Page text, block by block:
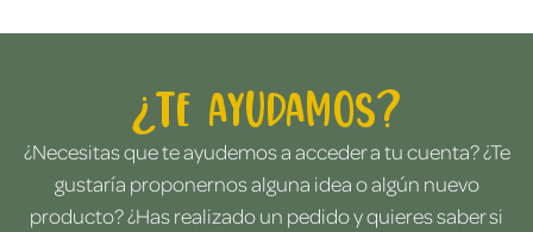
¿Te ayudamos?
¿Necesitas que te ayudemos a acceder a tu cuenta? ¿Te
gustaría proponernos alguna idea o algún nuevo
producto? ¿Has realizado un pedido y quieres saber si